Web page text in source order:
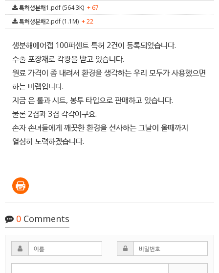
특허생분해1.pdf (564.3K) + 67
특허생분해2.pdf (1.1M) + 22
생분해에어캡 100퍼센트 특허 2건이 등록되었습니다.
수출 포장재로 각광을 받고 있습니다.
원료 가격이 좀 내려서 환경을 생각하는 우리 모두가 사용했으면
하는 바랩입니다.
지금 은 롤과 시트, 봉투 타입으로 판매하고 있습니다.
물론 2겹과 3겹 각각이구요.
손자 손녀들에게 깨끗한 환경을 선사하는 그날이 올때까지
열심히 노력하겠습니다.
0 Comments